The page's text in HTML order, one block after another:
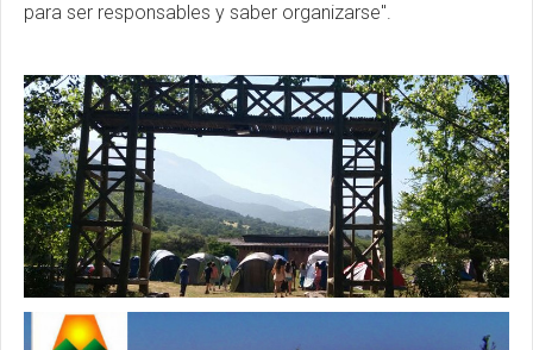
para ser responsables y saber organizarse".